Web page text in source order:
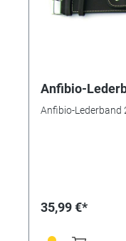
Anfibio-
Anfibio-Lederband
35,99 €*